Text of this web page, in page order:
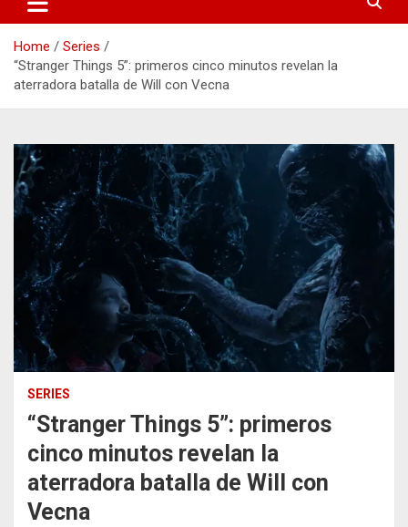
Home
Series
“Stranger Things 5”: primeros cinco minutos revelan la
aterradora batalla de Will con Vecna
SERIES
“Stranger Things 5”: primeros
cinco minutos revelan la
aterradora batalla de Will con
Vecna